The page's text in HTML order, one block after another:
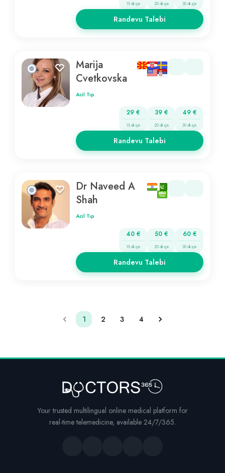
15 dk için 20 dk için 30 dk için
Randevu Talebi
Marija
Cvetkovska
Acil Tıp
29 €
15 dk için
39 €
20 dk için
49 €
30 dk için
Randevu Talebi
Dr Naveed A
Shah
Acil Tıp
40 €
15 dk için
50 €
20 dk için
60 €
30 dk için
Randevu Talebi
1 2 3 4
Your trusted multilingual online medical platform for
real-time telemedicine, available 24/7/365.